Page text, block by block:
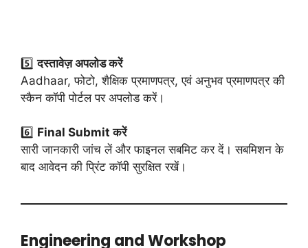
5️⃣दस्तावेज़ अपलोड करें
Aadhaar, फोटो, शैक्षिक प्रमाणपत्र, एवं अनुभव प्रमाणपत्र की
स्कैन कॉपी पोर्टल पर अपलोड करें।
6️⃣ Final Submit करें
सारी जानकारी जांच लें और फाइनल सबमिट कर दें। सबमिशन के
बाद आवेदन की प्रिंट कॉपी सुरक्षित रखें।
Engineering and Workshop